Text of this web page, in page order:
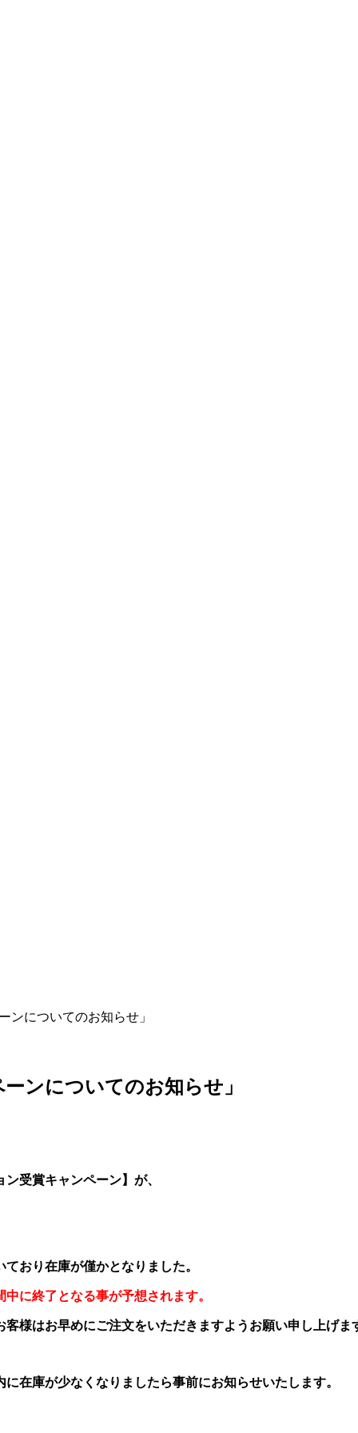
ンについてのお知らせ」
ンについてのお知らせ」
受賞キャンペーン】が、
おり在庫が僅かとなりました。
に終了となる事が予想されます。
客様はお早めにご注文をいただきますようお願い申し上げま
在庫が少なくなりましたら事前にお知らせいたします。